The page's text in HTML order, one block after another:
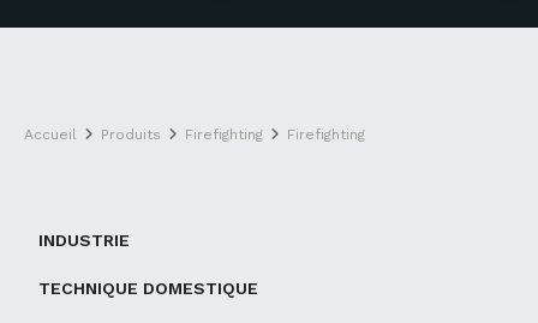
Accueil Produits Firefighting Firefighting
INDUSTRIE
TECHNIQUE DOMESTIQUE